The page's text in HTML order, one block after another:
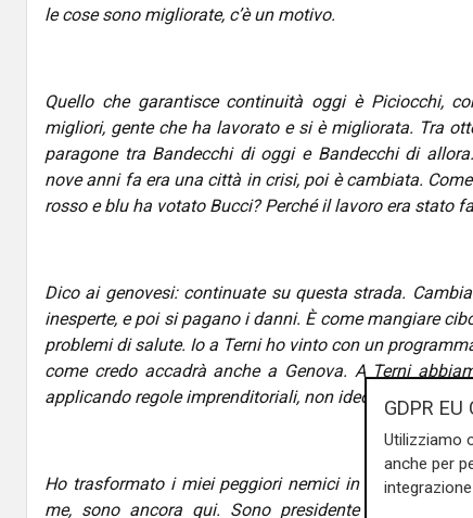
le cose sono migliorate, c’è un motivo.
Quello che garantisce continuità oggi è Piciocchi,
migliori, gente che ha lavorato e si è migliorata. Tra
paragone tra Bandecchi di oggi e Bandecchi di
nove anni fa era una città in crisi, poi è cambiata.
rosso e blu ha votato Bucci? Perché il lavoro era stato
Dico ai genovesi: continuate su questa strada.
inesperte, e poi si pagano i danni. È come mangiare
problemi di salute. Io a Terni ho vinto con un
come credo accadrà anche a Genova. A Terni
applicando regole imprenditoriali, non ideologiche.
Ho trasformato i miei peggiori nemici in sponsor.
me, sono ancora qui. Sono presidente della
GDPR EU
Utilizziamo
anche per